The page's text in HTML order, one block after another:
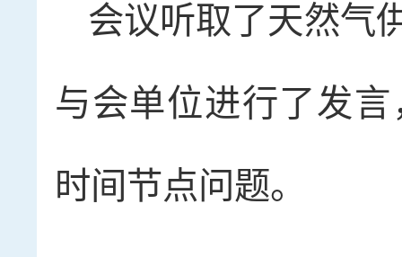
会议听取了天然气
与会单位进行了发言
时间节点问题。